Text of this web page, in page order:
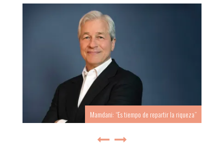
Mamdani: “Es tiempo de repartir la riqueza”